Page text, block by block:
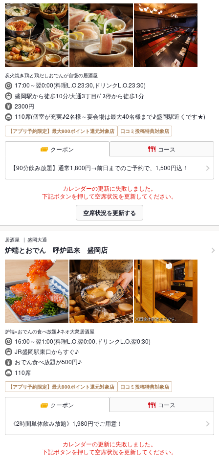
炭火焼き鶏と鶏だしおでんが自慢の居酒屋
17:00～翌0:00(料理L.O.23:30,ドリンクL.O.23:30)
盛岡駅から徒歩10分/大通3丁目ﾊﾞｽ停から徒歩1分
2300円
110席(個室が充実♪2名様～宴会場は最大40名様まで♪盛岡駅近くです★)
【アプリ予約限定】最大800ポイント還元対象店 口コミ投稿特典対象店
クーポン コース
【90分飲み放題】通常1,800円→前日までのご予約で、1,500円込！
カレンダーの更新に失敗しました。
下記ボタンを押して空席状況を更新してください。
空席状況を更新する
居酒屋 盛岡大通
炉端とおでん 呼炉凪来 盛岡店
炉端×おでんの食べ放題♪ネオ大衆居酒屋
16:00～翌1:00(料理L.O.翌0:00,ドリンクL.O.翌0:30)
JR盛岡駅東口からすぐ♪
おでん食べ放題が500円♪
110席
【アプリ予約限定】最大800ポイント還元対象店 口コミ投稿特典対象店
クーポン コース
《2時間単体飲み放題》1,980円でご用意！
カレンダーの更新に失敗しました。
下記ボタンを押して空席状況を更新してください。